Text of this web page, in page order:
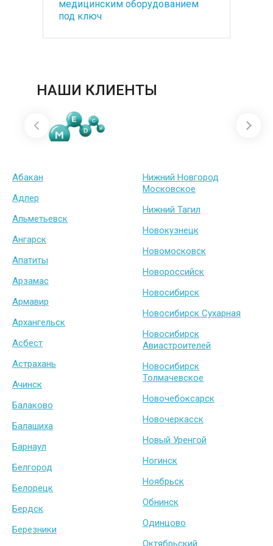
медицинским оборудованием
под ключ
НАШИ КЛИЕНТЫ
Абакан
Адлер
Альметьевск
Ангарск
Апатиты
Арзамас
Армавир
Архангельск
Асбест
Астрахань
Ачинск
Балаково
Балашиха
Барнаул
Белгород
Белорецк
Бердск
Березники
Нижний Новгород
Московское
Нижний Тагил
Новокузнецк
Новомосковск
Новороссийск
Новосибирск
Новосибирск Сухарная
Новосибирск
Авиастроителей
Новосибирск
Толмачевское
Новочебоксарск
Новочеркасск
Новый Уренгой
Ногинск
Ноябрьск
Обнинск
Одинцово
Октябрьский